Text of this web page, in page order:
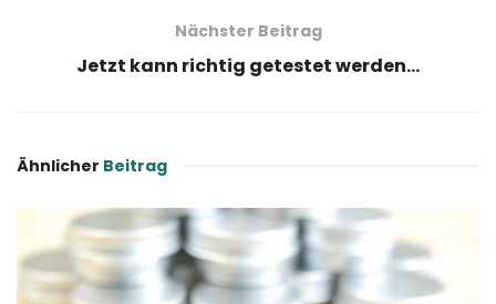
Nächster Beitrag
Jetzt kann richtig getestet werden…
Ähnlicher Beitrag